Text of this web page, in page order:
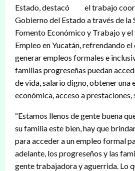
Estado, destacó el trabajo
Gobierno del Estado a través de la
Fomento Económico y Trabajo y
Empleo en Yucatán, refrendando
generar empleos formales e
familias progreseñas puedan
de vida, salario digno, obtener una
económica, acceso a prestaciones,
“Estamos llenos de gente buena
su familia este bien, hay que
para acceder a un empleo formal
adelante, los progreseños y las
gente trabajadora y aguerrida. Lo